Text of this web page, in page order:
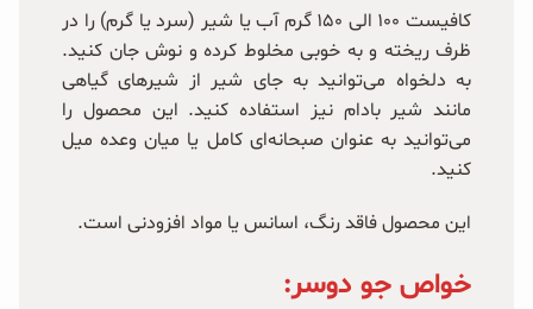
کافیست ۱۰۰ الی ۱۵۰ گرم آب یا شیر (سرد یا گرم) را در
ظرف ریخته و به خوبی مخلوط کرده و نوش جان کنید.
به دلخواه می‌توانید به جای شیر از شیر‌های گیاهی
مانند شیر بادام نیز استفاده کنید. این محصول را
می‌توانید به عنوان صبحانه‌ای کامل یا میان وعده میل
کنید.
این محصول فاقد رنگ، اسانس یا مواد افزودنی است.
خواص جو دوسر: